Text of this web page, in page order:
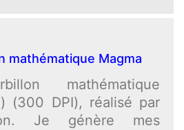
mathématique Magma
mathématique
(300 DPI), réalisé par
Je génère mes